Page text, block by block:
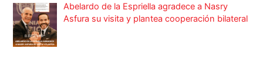
Abelardo de la Espriella agradece a Nasry
Asfura su visita y plantea cooperación bilateral